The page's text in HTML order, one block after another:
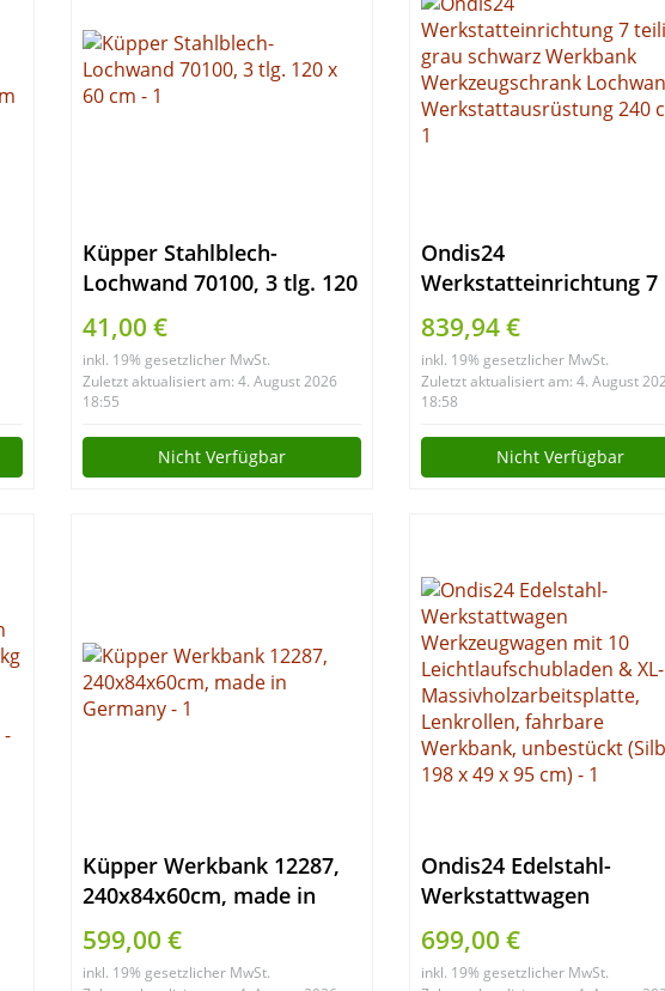
Küpper Stahlblech-
Lochwand 70100, 3 tlg. 120
x 60 cm
41,00 €
inkl. 19% gesetzlicher MwSt.
Zuletzt aktualisiert am: 4. August 2026
18:55
Nicht Verfügbar
Ondis24
Werkstatteinrichtung 7
teilig grau schwarz
Werkbank
Werkzeugschrank
Lochwand
Werkstattausrüstung
839,94 €
inkl. 19% gesetzlicher MwSt.
Zuletzt aktualisiert am: 4. August
18:58
Nicht Verfügbar
Küpper Werkbank 12287,
240x84x60cm, made in
Germany
599,00 €
inkl. 19% gesetzlicher MwSt.
Ondis24 Edelstahl-
Werkstattwagen
Werkzeugwagen mit 10
Leichtlaufschubladen &
XL-
699,00 €
inkl. 19% gesetzlicher MwSt.